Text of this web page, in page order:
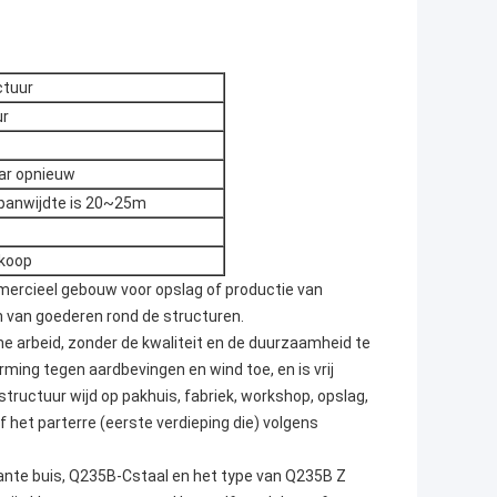
opnieuw
is 20~25m
gebouw voor opslag of productie van
goederen rond de structuren.
arbeid, zonder de kwaliteit en de duurzaamheid te
tegen aardbevingen en wind toe, en is vrij
wijd op pakhuis, fabriek, workshop, opslag,
het parterre (eerste verdieping die) volgens
buis, Q235B-Cstaal en het type van Q235B Z